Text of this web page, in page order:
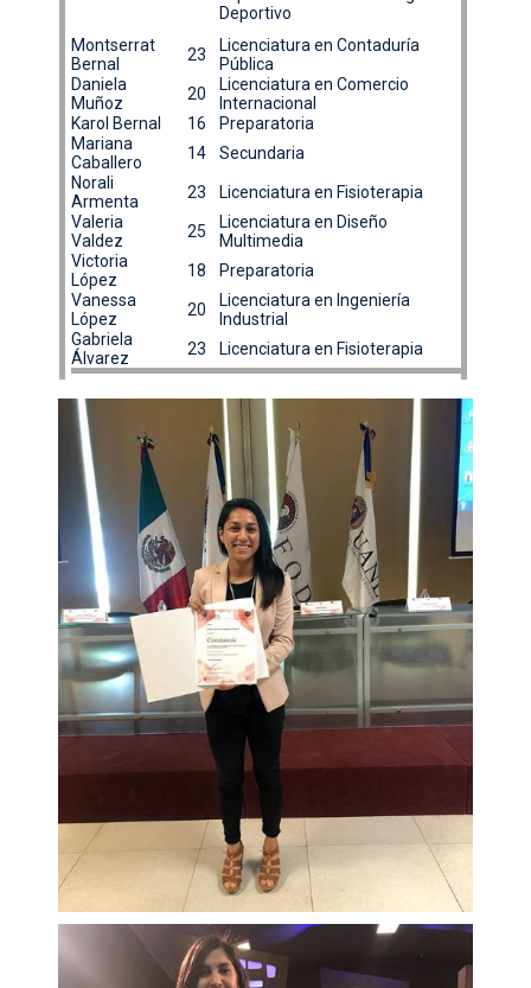
Deportivo
Montserrat
Bernal
23
Licenciatura en Contaduría
Pública
Daniela
Muñoz
20
Licenciatura en Comercio
Internacional
Karol Bernal
16
Preparatoria
Mariana
Caballero
14
Secundaria
Norali
Armenta
23
Licenciatura en Fisioterapia
Valeria
Valdez
25
Licenciatura en Diseño
Multimedia
Victoria
López
18
Preparatoria
Vanessa
López
20
Licenciatura en Ingeniería
Industrial
Gabriela
Álvarez
23 Licenciatura en Fisioterapia